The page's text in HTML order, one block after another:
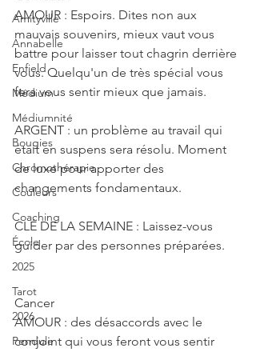
Amityville
Annabelle
Enfield
Médium
Médiumnité
Bougies
Chromothérapie
Couleurs
Coaching
École
2025
Tarot
2026
Pendule
AMOUR : Espoirs. Dites non aux
mauvais souvenirs, mieux vaut vous
battre pour laisser tout chagrin derrière
vous. Quelqu'un de très spécial vous
fera vous sentir mieux que jamais.
ARGENT : un problème au travail qui
était en suspens sera résolu. Moment
de luxe pour apporter des
changements fondamentaux.
CLÉ DE LA SEMAINE : Laissez-vous
guider par des personnes préparées.
Cancer
AMOUR : des désaccords avec le
conjoint qui vous feront vous sentir